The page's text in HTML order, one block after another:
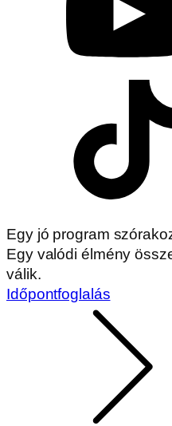
Egy jó program
Egy valódi élmény
válik.
Időpontfoglalás